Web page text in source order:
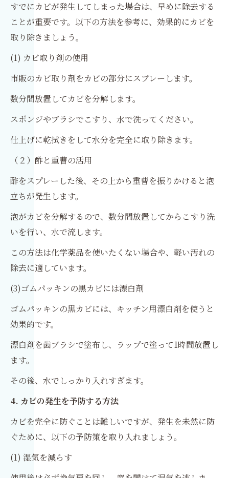
すでにカビが発生してしまった場合は、早めに除去する
ことが重要です。以下の方法を参考に、効果的にカビを
取り除きましょう。
(1) カビ取り剤の使用
市販のカビ取り剤をカビの部分にスプレーします。
数分間放置してカビを分解します。
スポンジやブラシでこすり、水で洗ってください。
仕上げに乾拭きをして水分を完全に取り除きます。
（２）酢と重曹の活用
酢をスプレーした後、その上から重曹を振りかけると泡
立ちが発生します。
泡がカビを分解するので、数分間放置してからこすり洗
いを行い、水で流します。
この方法は化学薬品を使いたくない場合や、軽い汚れの
除去に適しています。
(3)ゴムパッキンの黒カビには漂白剤
ゴムパッキンの黒カビには、キッチン用漂白剤を使うと
効果的です。
漂白剤を歯ブラシで塗布し、ラップで塗って1時間放置し
ます。
その後、水でしっかり入れすぎます。
4. カビの発生を予防する方法
カビを完全に防ぐことは難しいですが、発生を未然に防
ぐために、以下の予防策を取り入れましょう。
(1) 湿気を減らす